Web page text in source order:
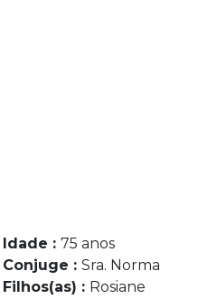
Idade : 75 anos
Conjuge : Sra. Norma
Filhos(as) : Rosiane